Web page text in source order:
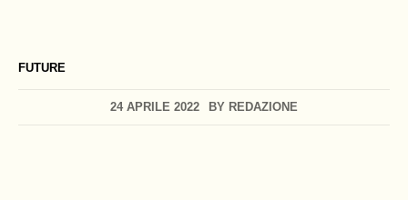
FUTURE
24 APRILE 2022 BY REDAZIONE